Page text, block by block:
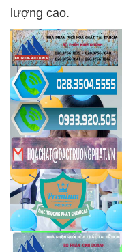
lượng cao.